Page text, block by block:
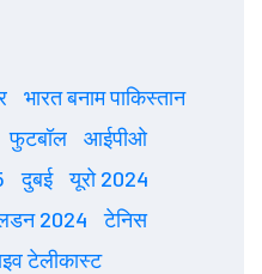
भारत बनाम पाकिस्तान
फुटबॉल
आईपीओ
दुबई
यूरो 2024
2024
टेनिस
टेलीकास्ट